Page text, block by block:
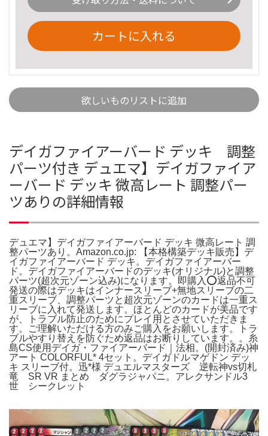
カートに入れる
欲しいものリストに追加
デイガファイアーバード デッキ 調整
パーツ付き デュエマ】デイガファイア
ーバード デッキ 微高レート 調整パー
ツありの詳細情報
デュエマ】デイガファイアーバード デッキ 微高レート 調
整パーツあり。Amazon.co.jp: 【本格構築デッキ販売】デ
イガファイアーバード デッキ。デイガファイアーバー
ド。デイガファイアーバードのデッキ(オリジナル)と調整
パーツ(超次元ゾーン込み)になります。即購入⭕️返品不可
発送の際はデッキはインナースリーブ+無地スリーブの二
重スリーブ、調整パーツと超次元ゾーンのカードは一重ス
リーブに入れて発送します。ほとんどのカードが美品です
が、トラブル防止のためにプレイ用とさせていただきま
す。ご理解いただける方のみご購入をお願いします。トラ
ブルやすり替えを防ぐため返品はお断りしています。。糸
島CS使用デイガ・ファイアーバード｜法相。(開封済み)神
アート COLORFUL* 4セット。デイガドルマゲドン デッ
キ スリーブ付。迅*様 デュエルマスターズ 逆転神vs切札
竜 SR VR まとめ ダグラジャパニ。アレクサンドル3
世 シークレット